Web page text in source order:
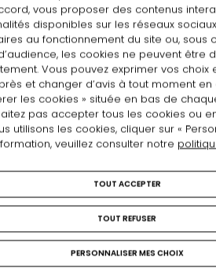
and historic furniture.
Why Include
Programs?
prestigious royal and imperial
•Easy access– just 1 hour
day trips or themed itineraries.
•Immersive experience–
and imperial apartments,
vous proposer des contenus
disponibles sur les réseaux
au fonctionnement du site ou, sous
les cookies ne peuvent être
Vous pouvez exprimer vos choix
et changer d’avis à tout moment en
les cookies » située en bas de
pas accepter tous les cookies ou
utilisons les cookies, cliquer sur «
veuillez consulter notre
TOUT ACCEPTER
TOUT REFUSER
PERSONNALISER MES CHOIX